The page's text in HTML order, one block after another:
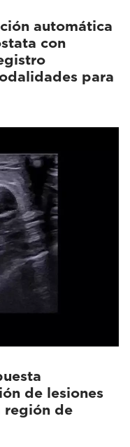
automática
con
para
de lesiones
región de